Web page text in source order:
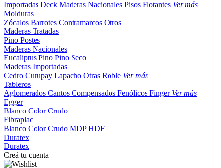
Importadas Deck Maderas Nacionales Pisos Flotantes Ver más
Molduras
Zócalos Barrotes Contramarcos Otros
Maderas Tratadas
Pino Postes
Maderas Nacionales
Eucaliptus Pino Pino Seco
Maderas Importadas
Cedro Curupay Lapacho Otras Roble Ver más
Tableros
Aglomerados Cantos Compensados Fenólicos Finger Ver más
Egger
Blanco ColorCrudo
Fibraplac
Blanco ColorCrudo MDPHDF
Duratex
Duratex
Creá tu cuenta